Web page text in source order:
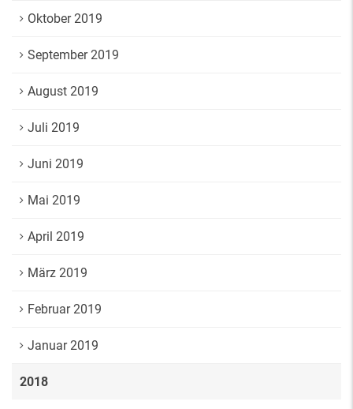
Oktober 2019
September 2019
August 2019
Juli 2019
Juni 2019
Mai 2019
April 2019
März 2019
Februar 2019
Januar 2019
2018